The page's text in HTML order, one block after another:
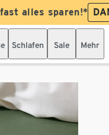
alles sparen!*
Schlafen Sale Mehr